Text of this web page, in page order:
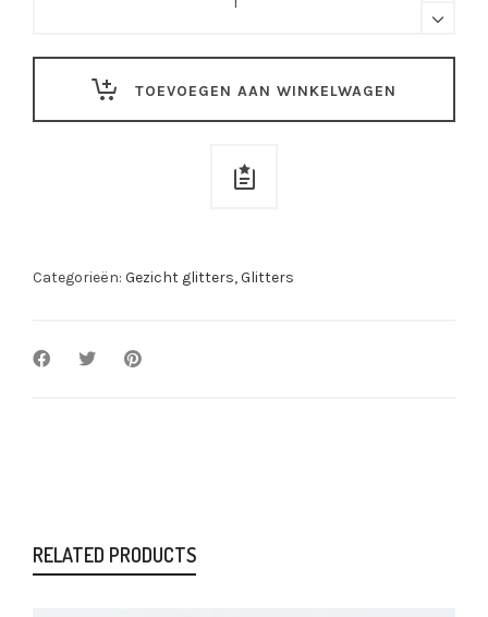
Glitters
TOEVOEGEN AAN WINKELWAGEN
Categorieën: Gezicht glitters,Glitters
RELATED PRODUCTS